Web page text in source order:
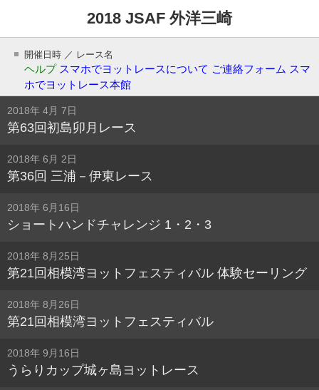
2018 JSAF 外洋三崎
開催日時 ／ レース名
ヘルプ スマホでヨットレースについて ご連絡フォーム スマ
ホでヨットレース本館
2018年 4月 7日
第63回初島卯月レース
2018年 6月 2日
第36回 三浦－伊東レース
2018年 6月16日
ショートハンドチャレンジ 1・2・3
2018年 8月25日
第21回相模湾ヨットフェスティバル 体験セーリング
2018年 8月26日
第21回相模湾ヨットフェスティバル
2018年 9月16日
うらりカップ城ヶ島ヨットレース